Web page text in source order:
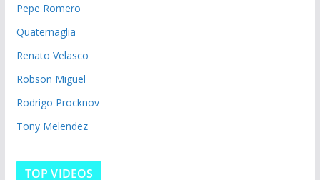
Pepe Romero
Quaternaglia
Renato Velasco
Robson Miguel
Rodrigo Procknov
Tony Melendez
TOP VIDEOS